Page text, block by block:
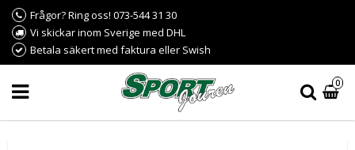
Frågor? Ring oss! 073-544 31 30
Vi skickar inom Sverige med DHL
Betala säkert med faktura eller Swish
0